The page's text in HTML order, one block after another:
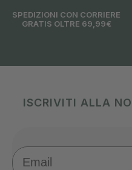
SPEDIZIONI CON CORRIERE
GRATIS OLTRE 69,99€
ISCRIVITI ALLA
Email